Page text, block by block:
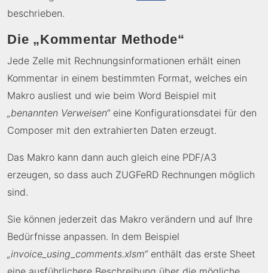
beschrieben.
Die „Kommentar Methode“
Jede Zelle mit Rechnungsinformationen erhält einen
Kommentar in einem bestimmten Format, welches ein
Makro ausliest und wie beim Word Beispiel mit
„benannten Verweisen“eine Konfigurationsdatei für den
Composer mit den extrahierten Daten erzeugt.
Das Makro kann dann auch gleich eine PDF/A3
erzeugen, so dass auch ZUGFeRD Rechnungen möglich
sind.
Sie können jederzeit das Makro verändern und auf Ihre
Bedürfnisse anpassen. In dem Beispiel
„invoice_using_comments.xlsm“enthält das erste Sheet